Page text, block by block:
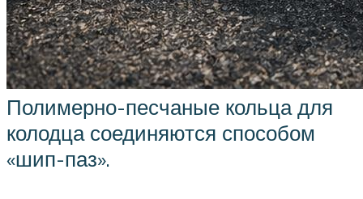
Полимерно-песчаные кольца для
колодца соединяются способом
«шип-паз».